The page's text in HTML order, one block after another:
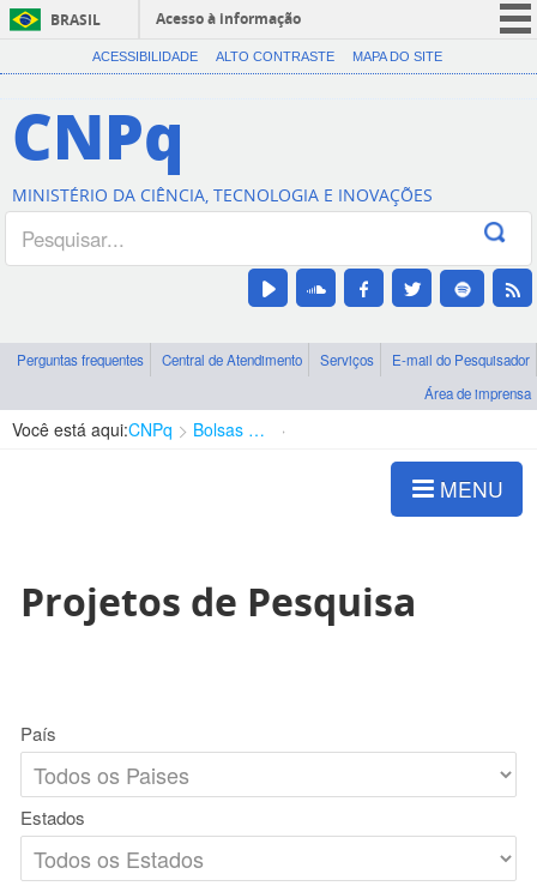
BRASIL
Acesso à informação
CORONAVÍRUS (COVID-19)
Canais
ACESSIBILIDADE ALTO CONTRASTE MAPA DO SITE
CNPq
MINISTÉRIO DA CIÊNCIA, TECNOLOGIA E INOVAÇÕES
Perguntas frequentes Central de Atendimento Serviços
E-mail do Pesquisador
Área de imprensa
Você está aqui:CNPq Bolsas e Auxílios Vigentes
MENU
Projetos de Pesquisa
País
Estados